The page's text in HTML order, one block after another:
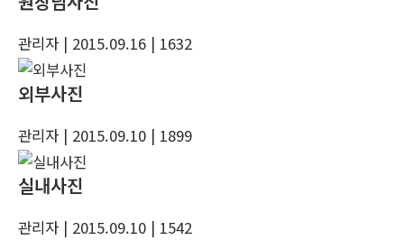
관리자 | 2015.09.16 | 1632
외부사진
관리자 | 2015.09.10 | 1899
실내사진
관리자 | 2015.09.10 | 1542